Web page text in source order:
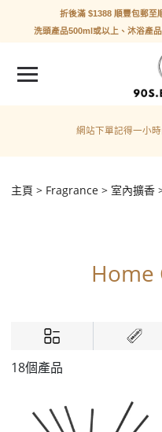
折後滿 $1388 順豐包郵至
洗頭產品500ml或以上、沐浴產
網站下單記得一小
主頁 Fragrance 室內擴香
Home
18個產品